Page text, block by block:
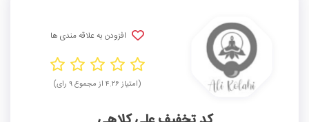
افزودن به علاقه مندی ها
(امتیاز ۴.۲۶ از مجموع ۹ رای)